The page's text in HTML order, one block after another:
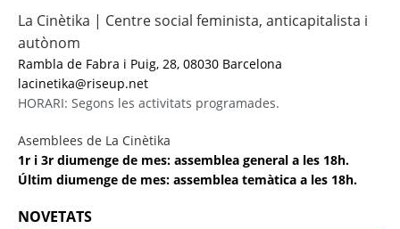
La Cinètika | Centre social feminista, anticapitalista i
autònom
Rambla de Fabra i Puig, 28, 08030 Barcelona
lacinetika@riseup.net
HORARI: Segons les activitats programades.
Asemblees de La Cinètika
1r i 3r diumenge de mes: assemblea general a les 18h.
Últim diumenge de mes: assemblea temàtica a les 18h.
NOVETATS